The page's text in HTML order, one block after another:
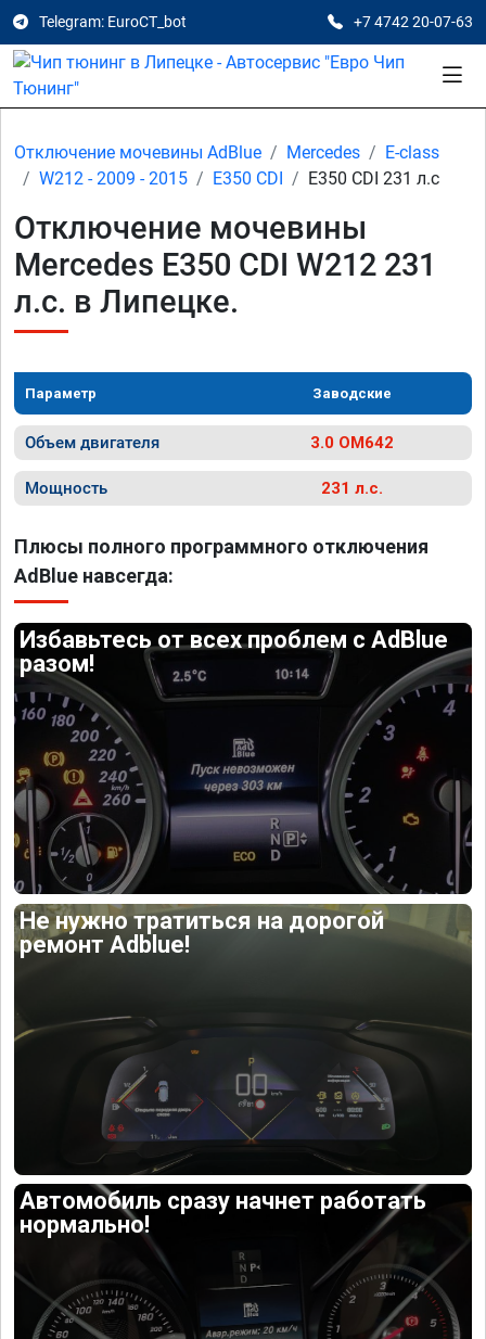
Telegram: EuroCT_bot +7 4742 20-07-63
Отключение мочевины AdBlue Mercedes
E-class
W212 - 2009 - 2015
E350 CDI E350 CDI 231 л.с
Отключение мочевины
Mercedes E350 CDI W212 231
л.с. в Липецке.
Параметр Заводские
Объем двигателя 3.0 OM642
Мощность 231 л.с.
Плюсы полного программного отключения
AdBlue навсегда:
Избавьтесь от всех проблем с AdBlue
разом!
Не нужно тратиться на дорогой
ремонт Adblue!
Автомобиль сразу начнет работать
нормально!